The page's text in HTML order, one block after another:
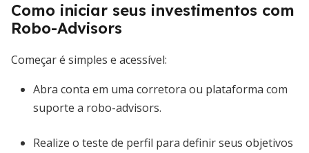
Como iniciar seus investimentos com
Robo-Advisors
Começar é simples e acessível:
Abra conta em uma corretora ou plataforma com
suporte a robo-advisors.
Realize o teste de perfil para definir seus objetivos